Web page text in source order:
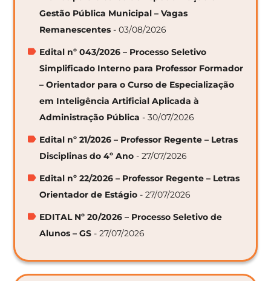
Gestão Pública Municipal – Vagas
Remanescentes - 03/08/2026
Edital nº 043/2026 – Processo Seletivo
Simplificado Interno para Professor Formador
– Orientador para o Curso de Especialização
em Inteligência Artificial Aplicada à
Administração Pública - 30/07/2026
Edital nº 21/2026 – Professor Regente – Letras
Disciplinas do 4º Ano - 27/07/2026
Edital nº 22/2026 – Professor Regente – Letras
Orientador de Estágio - 27/07/2026
EDITAL Nº 20/2026 – Processo Seletivo de
Alunos – GS - 27/07/2026